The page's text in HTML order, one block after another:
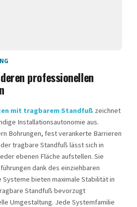
professionellen
mit tragbarem Standfuß zeichnet
Installationsautonomie aus.
Bohrungen, fest verankerte Barrieren
tragbare Standfuß lässt sich in
ebenen Fläche aufstellen. Sie
dank des einziehbaren
bieten maximale Stabilität in
Standfuß bevorzugt
Umgestaltung. Jede Systemfamilie